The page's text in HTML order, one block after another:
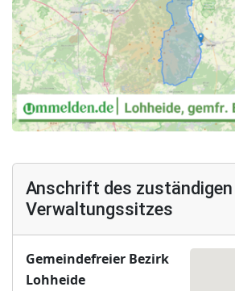
Anschrift des zuständigen
Verwaltungssitzes
Gemeindefreier Bezirk
Lohheide